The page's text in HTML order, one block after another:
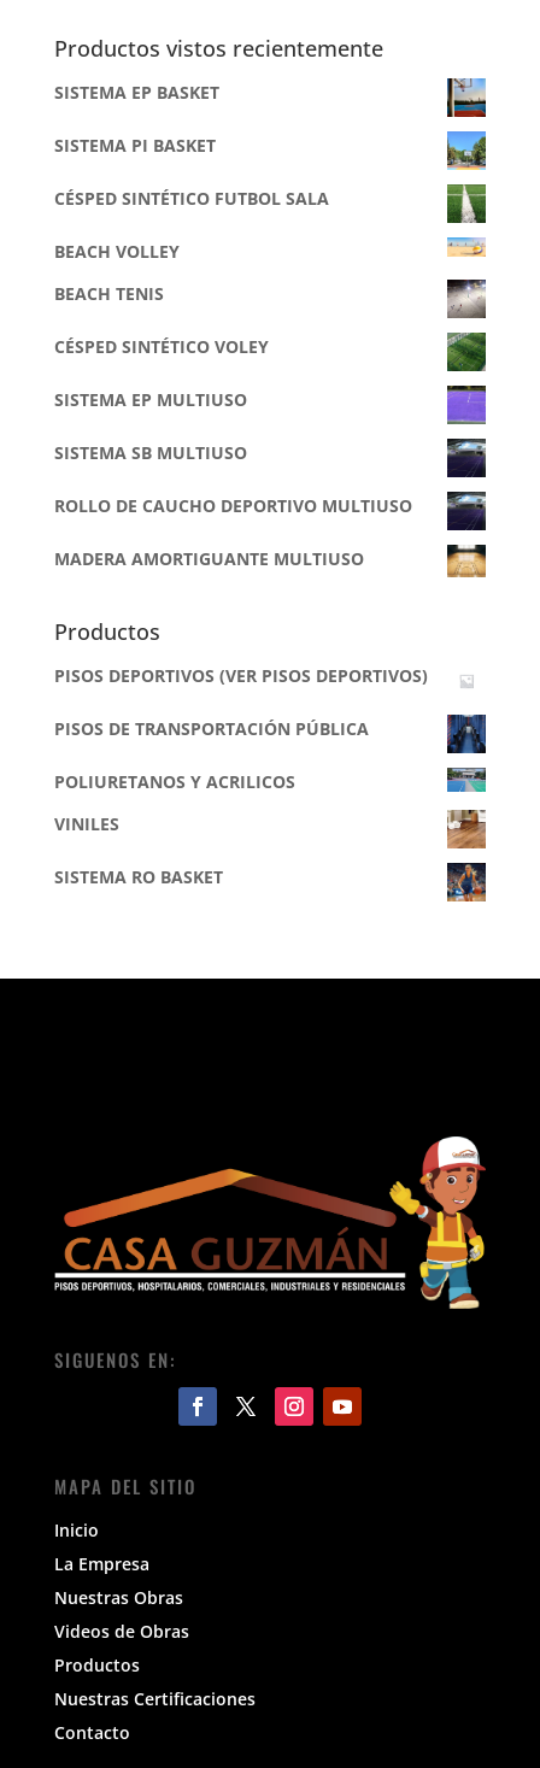
Productos vistos recientemente
SISTEMA EP BASKET
SISTEMA PI BASKET
CÉSPED SINTÉTICO FUTBOL SALA
BEACH VOLLEY
BEACH TENIS
CÉSPED SINTÉTICO VOLEY
SISTEMA EP MULTIUSO
SISTEMA SB MULTIUSO
ROLLO DE CAUCHO DEPORTIVO MULTIUSO
MADERA AMORTIGUANTE MULTIUSO
Productos
PISOS DEPORTIVOS (VER PISOS DEPORTIVOS)
PISOS DE TRANSPORTACIÓN PÚBLICA
POLIURETANOS Y ACRILICOS
VINILES
SISTEMA RO BASKET
SIGUENOS EN:
MAPA DEL SITIO
Inicio
La Empresa
Nuestras Obras
Videos de Obras
Productos
Nuestras Certificaciones
Contacto